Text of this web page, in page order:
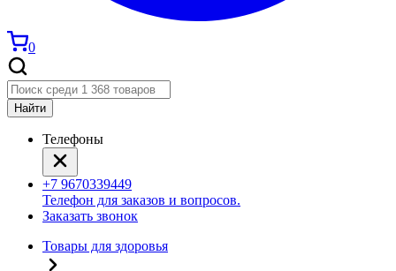
0
Найти
Телефоны
+7 9670339449
Телефон для заказов и вопросов.
Заказать звонок
Товары для здоровья